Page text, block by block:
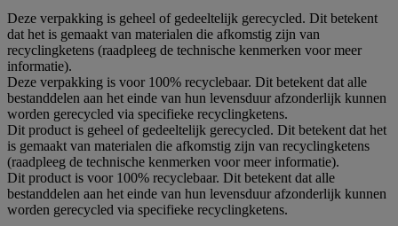
Deze verpakking is geheel of gedeeltelijk gerecycled. Dit betekent
dat het is gemaakt van materialen die afkomstig zijn van
recyclingketens (raadpleeg de technische kenmerken voor meer
informatie).
Deze verpakking is voor 100% recyclebaar. Dit betekent dat alle
bestanddelen aan het einde van hun levensduur afzonderlijk kunnen
worden gerecycled via specifieke recyclingketens.
Dit product is geheel of gedeeltelijk gerecycled. Dit betekent dat het
is gemaakt van materialen die afkomstig zijn van recyclingketens
(raadpleeg de technische kenmerken voor meer informatie).
Dit product is voor 100% recyclebaar. Dit betekent dat alle
bestanddelen aan het einde van hun levensduur afzonderlijk kunnen
worden gerecycled via specifieke recyclingketens.